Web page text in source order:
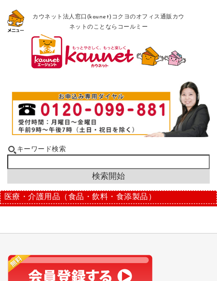
カウネット法人窓口(kaunet)コクヨのオフィス通販カウ
ネットのことならコールミー
キーワード検索
医療・介護用品（食品・飲料・食添製品）